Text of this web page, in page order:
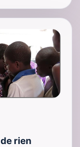
rien